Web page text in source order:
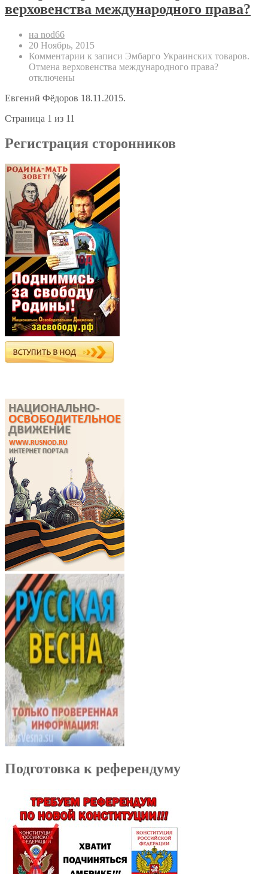
верховенства международного права?
на nod66
20 Ноябрь, 2015
Комментарии к записи Эмбарго Украинских товаров.
Отмена верховенства международного права?
отключены
Евгений Фёдоров 18.11.2015.
Страница 1 из 11
Регистрация сторонников
Подготовка к референдуму